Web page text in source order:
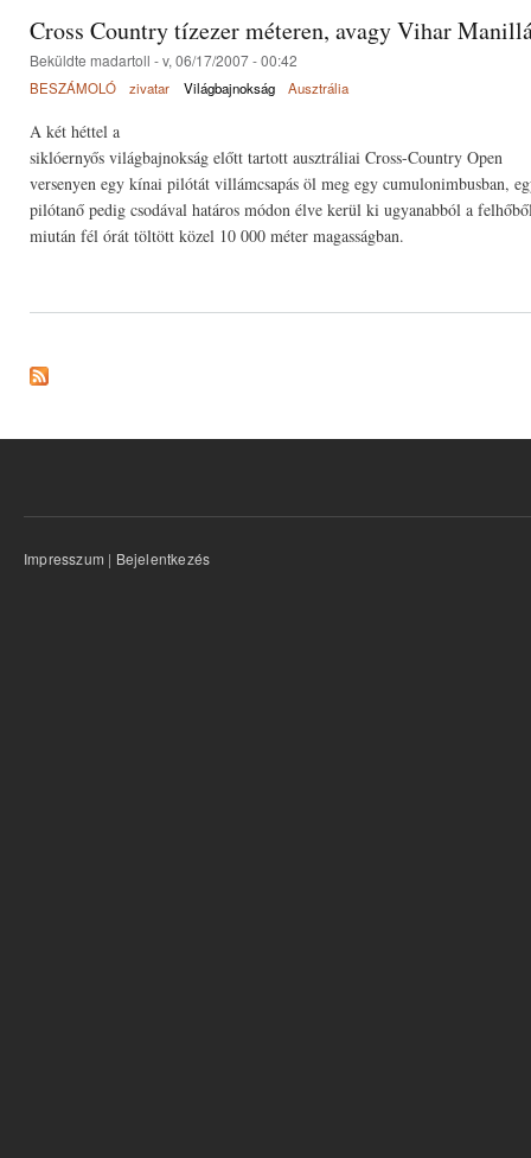
Cross Country tízezer méteren, avagy Vihar
Beküldte madartoll - v, 06/17/2007 - 00:42
BESZÁMOLÓ zivatar Világbajnokság Ausztrália
A két héttel a
siklóernyős világbajnokság előtt tartott ausztráliai Cross-Country Open
versenyen egy kínai pilótát villámcsapás öl meg egy cumulonimbusban,
pilótanő pedig csodával határos módon élve kerül ki ugyanabból a
miután fél órát töltött közel 10 000 méter magasságban.
Impresszum | Bejelentkezés